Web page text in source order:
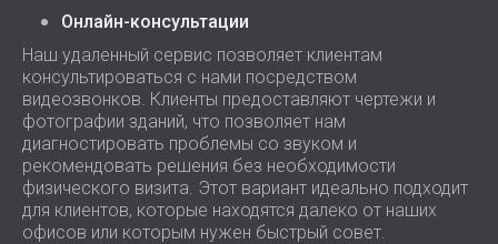
Онлайн-консультации
Наш удаленный сервис позволяет клиентам
консультироваться с нами посредством
видеозвонков. Клиенты предоставляют чертежи и
фотографии зданий, что позволяет нам
диагностировать проблемы со звуком и
рекомендовать решения без необходимости
физического визита. Этот вариант идеально подходит
для клиентов, которые находятся далеко от наших
офисов или которым нужен быстрый совет.